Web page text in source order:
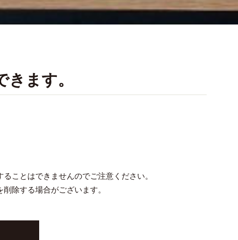
ます。
ことはできませんのでご注意ください。
除する場合がございます。